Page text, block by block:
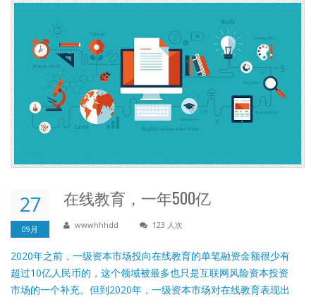
27
09月
在线教育，一年500亿
wwwhhhdd 123 人次
2020年之前，一级资本市场投向在线教育的单笔融资金额很少有
超过10亿人民币的，这个领域被最多也只是互联网风险资本投资
市场的一个补充。但到2020年，一级资本市场对在线教育表现出